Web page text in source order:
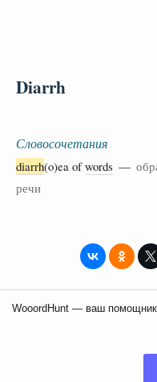
Diarrh
Словосочетания
diarrh(o)ea ofwords —
речи
WooordHunt — ваш помощник